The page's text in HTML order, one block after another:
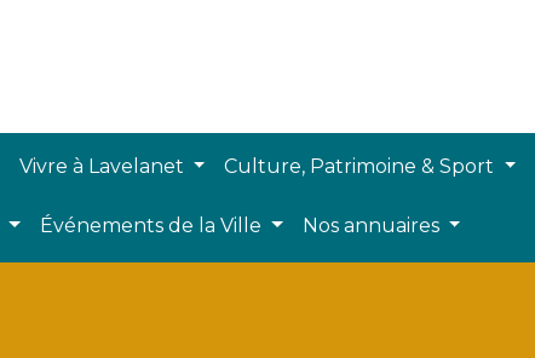
Vivre à Lavelanet Culture, Patrimoine & Sport
Événements de la Ville Nos annuaires